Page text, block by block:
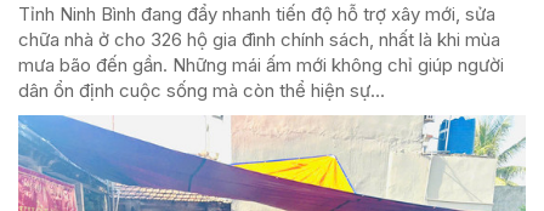
Tỉnh Ninh Bình đang đẩy nhanh tiến độ hỗ trợ xây mới, sửa
chữa nhà ở cho 326 hộ gia đình chính sách, nhất là khi mùa
mưa bão đến gần. Những mái ấm mới không chỉ giúp người
dân ổn định cuộc sống mà còn thể hiện sự...